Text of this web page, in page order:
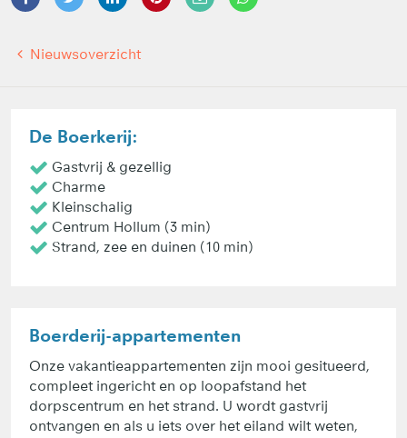
Nieuwsoverzicht
De Boerkerij:
Gastvrij & gezellig
Charme
Kleinschalig
Centrum Hollum (3 min)
Strand, zee en duinen (10 min)
Boerderij-appartementen
Onze vakantieappartementen zijn mooi gesitueerd,
compleet ingericht en op loopafstand het
dorpscentrum en het strand. U wordt gastvrij
ontvangen en als u iets over het eiland wilt weten,